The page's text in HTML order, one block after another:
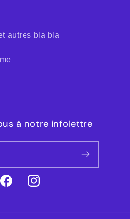
autres bla bla
à notre infolettre
FacebookInstagram